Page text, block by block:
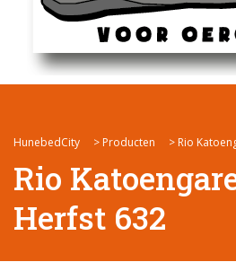
HunebedCity > Producten > Rio
Rio
Herfst 632